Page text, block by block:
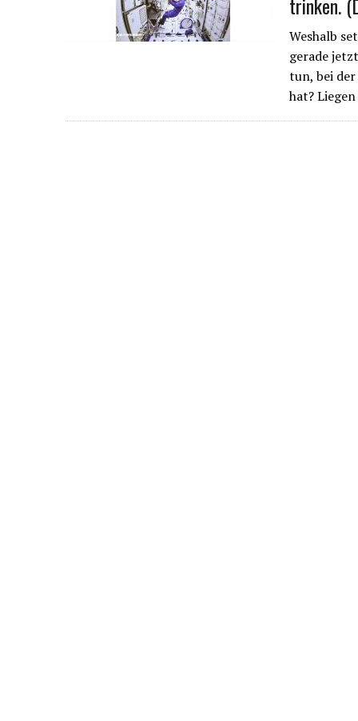
10. MÄRZ 2021 | DER RIKSCHA-REPORTER – ALLE VIDEO-LINKS AUF
Weshalb
gerade
tun, bei
hat?